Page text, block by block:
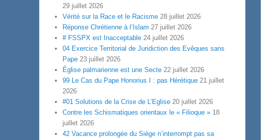
29 juillet 2026
Vérité sur la Race et le Racisme 28 juillet 2026
Réponse Chrétienne à l’Islam 27 juillet 2026
# FSSPX est Inacceptable 24 juillet 2026
04 Exercice Territorial de Juridiction des Evêques sans
Pape 23 juillet 2026
Église palmarienne est une Secte 22 juillet 2026
99 Le Cas du Pape Honorius I : pas Hérétique 21 juillet
2026
#01 Solutions de la Crise de L’Eglise 20 juillet 2026
Contre les Schismatiques orientaux le « Filioque » 18
juillet 2026
42 Vacance prolongée du Siège n’interrompt pas sa